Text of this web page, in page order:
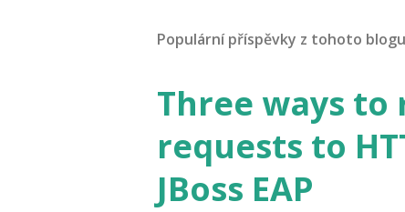
Populární příspěvky z tohoto blogu
Three ways to
requests to
JBoss EAP